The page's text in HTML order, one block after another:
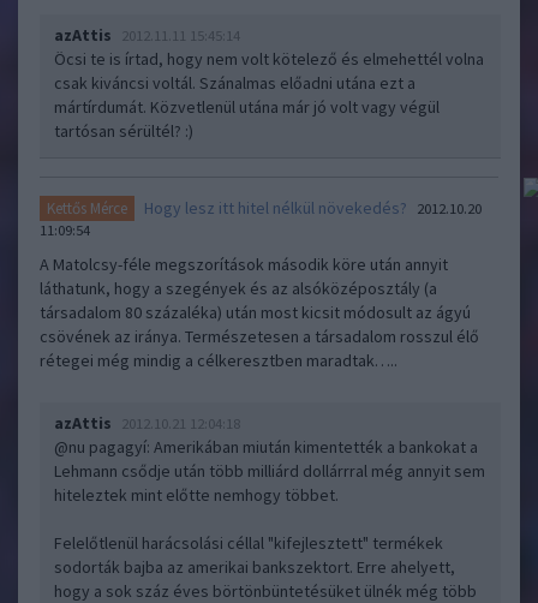
azAttis 2012.11.11 15:45:14
Öcsi te is írtad, hogy nem volt kötelező és elmehettél volna
csak kiváncsi voltál. Szánalmas előadni utána ezt a
mártírdumát. Közvetlenül utána már jó volt vagy végül
tartósan sérültél? :)
Kettős Mérce Hogy lesz itt hitel nélkül növekedés?
2012.10.20
11:09:54
A Matolcsy-féle megszorítások második köre után annyit
láthatunk, hogy a szegények és az alsóközéposztály (a
társadalom 80 százaléka) után most kicsit módosult az ágyú
csövének az iránya. Természetesen a társadalom rosszul élő
rétegei még mindig a célkeresztben maradtak…..
azAttis 2012.10.21 12:04:18
@nu pagagyí: Amerikában miután kimentették a bankokat a
Lehmann csődje után több milliárd dollárrral még annyit sem
hiteleztek mint előtte nemhogy többet.
Felelőtlenül harácsolási céllal "kifejlesztett" termékek
sodorták bajba az amerikai bankszektort. Erre ahelyett,
hogy a sok száz éves börtönbüntetésüket ülnék még több